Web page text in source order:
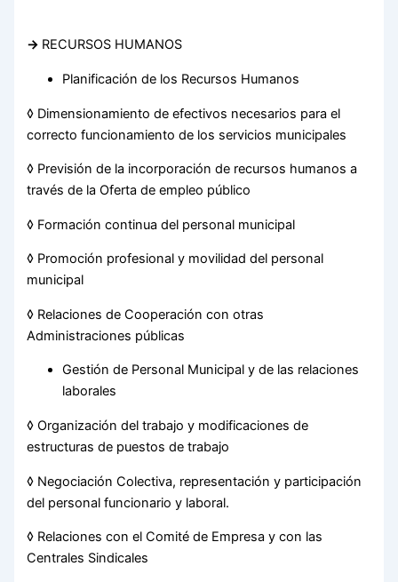
→ RECURSOS HUMANOS
Planificación de los Recursos Humanos
◊ Dimensionamiento de efectivos necesarios para el
correcto funcionamiento de los servicios municipales
◊ Previsión de la incorporación de recursos humanos a
través de la Oferta de empleo público
◊ Formación continua del personal municipal
◊ Promoción profesional y movilidad del personal
municipal
◊ Relaciones de Cooperación con otras
Administraciones públicas
Gestión de Personal Municipal y de las relaciones
laborales
◊ Organización del trabajo y modificaciones de
estructuras de puestos de trabajo
◊ Negociación Colectiva, representación y participación
del personal funcionario y laboral.
◊ Relaciones con el Comité de Empresa y con las
Centrales Sindicales